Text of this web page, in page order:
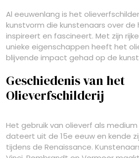
Al eeuwenlang is het
kunstvorm die kunstenaars over de
inspireert en fascineert. Met zijn
unieke eigenschappen heeft het
blijvende impact gehad op de
Geschiedenis van het
Olieverfschilderij
Het gebruik van olieverf als
dateert uit de 15e eeuw en kende
tijdens de Renaissance.